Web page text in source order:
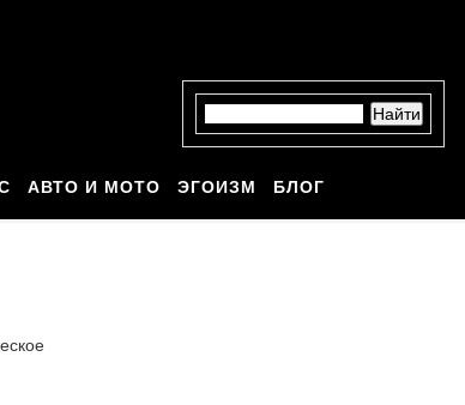
АВТО И МОТО ЭГОИЗМ БЛОГ